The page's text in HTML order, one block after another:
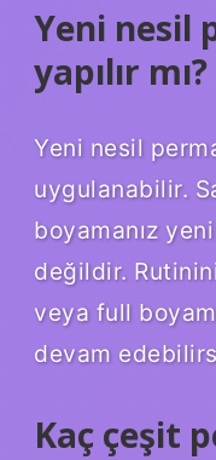
Yeni nesil
yapılır mı?
Yeni nesil
uygulanabilir.
boyamanız
değildir.
veya full
devam
Kaç çeşit